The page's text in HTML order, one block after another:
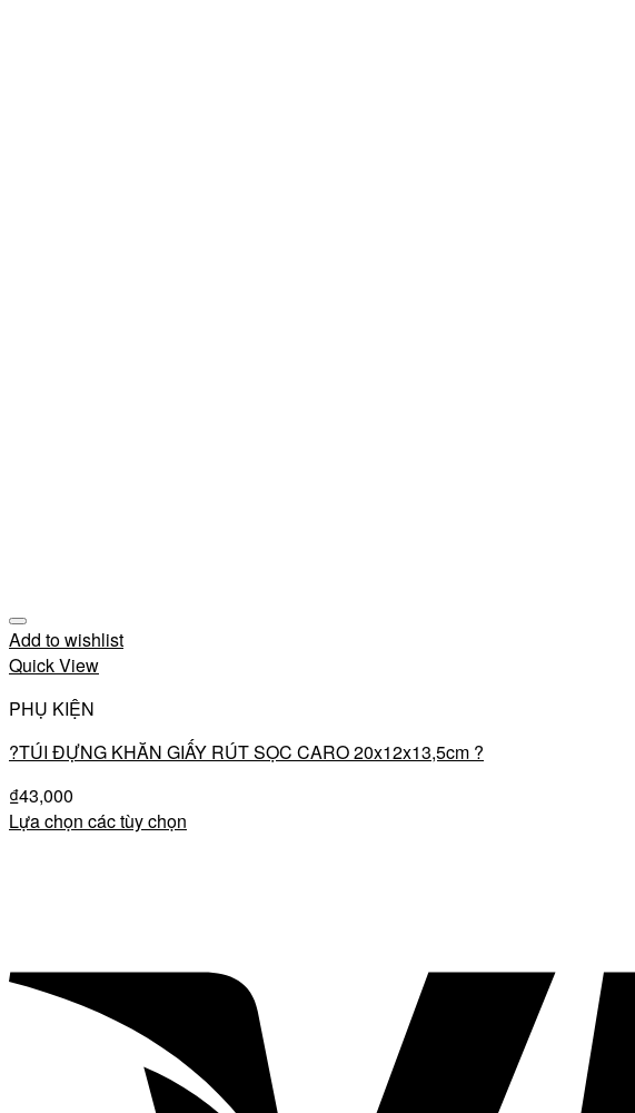
Add to wishlist
Quick View
PHỤ KIỆN
?TÚI ĐỰNG KHĂN GIẤY RÚT SỌC CARO 20x12x13,5cm ?
₫43,000
Lựa chọn các tùy chọn